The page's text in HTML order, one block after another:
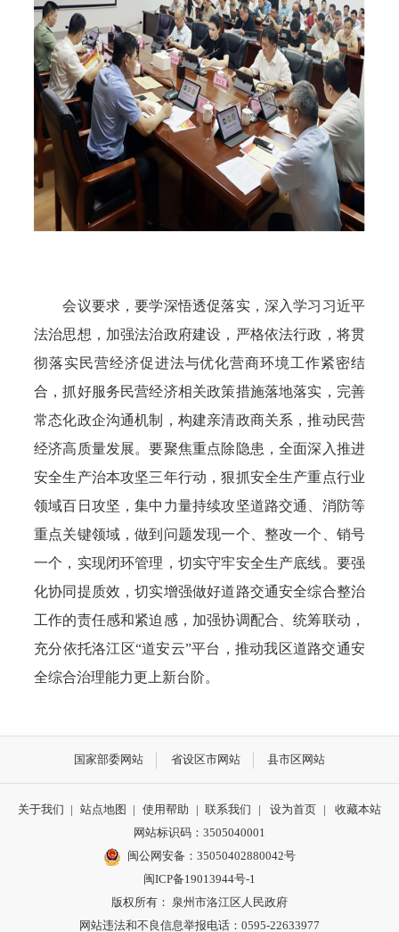
会议要求，要学深悟透促落实，深入学习习近平
法治思想，加强法治政府建设，严格依法行政，将贯
彻落实民营经济促进法与优化营商环境工作紧密结
合，抓好服务民营经济相关政策措施落地落实，完善
常态化政企沟通机制，构建亲清政商关系，推动民营
经济高质量发展。要聚焦重点除隐患，全面深入推进
安全生产治本攻坚三年行动，狠抓安全生产重点行业
领域百日攻坚，集中力量持续攻坚道路交通、消防等
重点关键领域，做到问题发现一个、整改一个、销号
一个，实现闭环管理，切实守牢安全生产底线。要强
化协同提质效，切实增强做好道路交通安全综合整治
工作的责任感和紧迫感，加强协调配合、统筹联动，
充分依托洛江区“道安云”平台，推动我区道路交通安
全综合治理能力更上新台阶。
国家部委网站 省设区市网站 县市区网站
关于我们 | 站点地图 | 使用帮助 | 联系我们 | 设为首页 |
收藏本站
网站标识码：3505040001
闽公网安备：35050402880042号
闽ICP备19013944号-1
版权所有： 泉州市洛江区人民政府
网站违法和不良信息举报电话：0595-22633977